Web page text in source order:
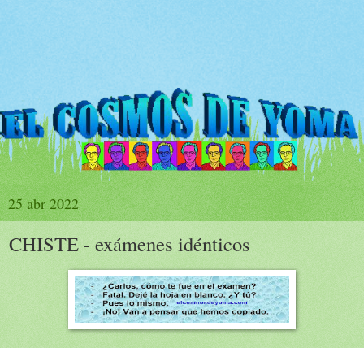
25 abr 2022
CHISTE - exámenes idénticos